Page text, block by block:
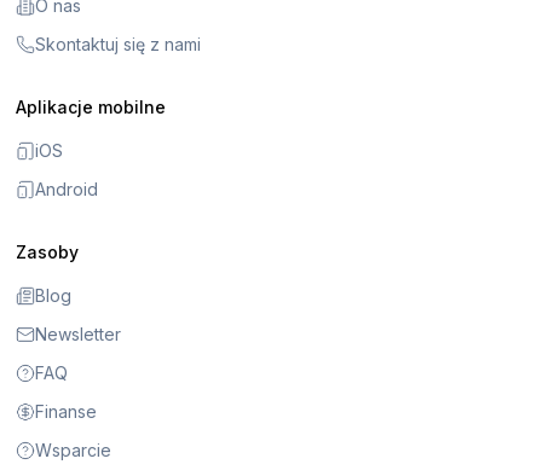
O nas
Skontaktuj się z nami
Aplikacje mobilne
iOS
Android
Zasoby
Blog
Newsletter
FAQ
Finanse
Wsparcie